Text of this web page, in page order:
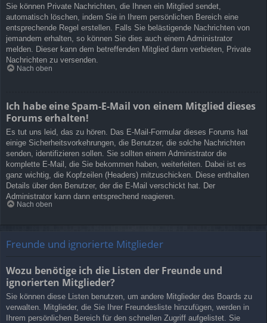
Sie können Private Nachrichten, die Ihnen ein Mitglied sendet,
automatisch löschen, indem Sie in Ihrem persönlichen Bereich eine
entsprechende Regel erstellen. Falls Sie belästigende Nachrichten von
jemandem erhalten, so können Sie dies auch einem Administrator
melden. Dieser kann dem betreffenden Mitglied dann verbieten, Private
Nachrichten zu versenden.
Nach oben
Ich habe eine Spam-E-Mail von einem Mitglied dieses
Forums erhalten!
Es tut uns leid, das zu hören. Das E-Mail-Formular dieses Forums hat
einige Sicherheitsvorkehrungen, die Benutzer, die solche Nachrichten
senden, identifizieren sollen. Sie sollten einem Administrator die
komplette E-Mail, die Sie bekommen haben, weiterleiten. Dabei ist es
ganz wichtig, die Kopfzeilen (Headers) mitzuschicken. Diese enthalten
Details über den Benutzer, der die E-Mail verschickt hat. Der
Administrator kann dann entsprechend reagieren.
Nach oben
Freunde und ignorierte Mitglieder
Wozu benötige ich die Listen der Freunde und
ignorierten Mitglieder?
Sie können diese Listen benutzen, um andere Mitglieder des Boards zu
verwalten. Mitglieder, die Sie Ihrer Freundesliste hinzufügen, werden in
Ihrem persönlichen Bereich für den schnellen Zugriff aufgelistet. Sie